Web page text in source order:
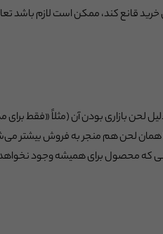
خرید قانع کند، ممکن است لازم باشد
بازاری بودن آن (مثلاً «فقط برای
همان لحن هم منجر به فروش بیشتر
که محصول برای همیشه وجود